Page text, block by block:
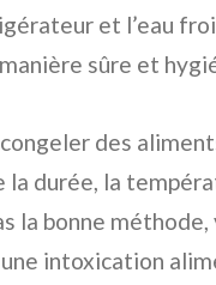
et l’eau
sûre et
des
la durée, la
la bonne
intoxication